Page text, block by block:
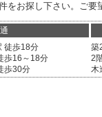
をお探し下さい。ご要
徒歩18分
歩16～18分
歩30分
築
2
木